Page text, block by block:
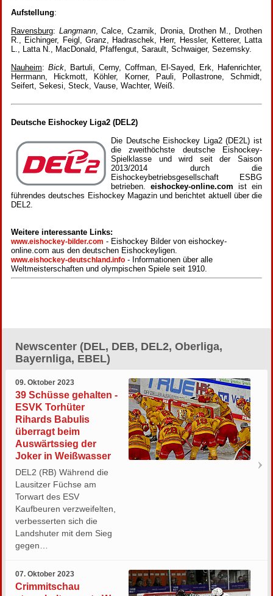
Aufstellung:
Ravensburg: Langmann, Calce, Czarnik, Dronia, Drothen M., Drothen
R., Eichinger, Feigl, Granz, Hadraschek, Herr, Hessler, Ketterer, Latta
L., Latta N., MacDonald, Pfaffengut, Sarault, Schwaiger, Sezemsky.
Nauheim: Bick, Bartuli, Cerny, Coffman, El-Sayed, Erk, Hafenrichter,
Herrmann, Hickmott, Köhler, Korner, Pauli, Pollastrone, Schmidt,
Seifert, Sekesi, Steck, Vause, Wachter, Weiß.
Deutsche Eishockey Liga2 (DEL2)
Die Deutsche Eishockey Liga2 (DE2L) ist
die zweithöchste deutsche Eishockey-
Spielklasse und wird seit der Saison
2013/2014 durch die
Eishockeybetriebsgesellschaft ESBG
betrieben. eishockey-online.com ist ein
führendes deutsches Eishockey Magazin und berichtet aktuell über die
DEL2.
Weitere interessante Links:
www.eishockey-bilder.com - Eishockey Bilder von eishockey-
online.com aus den deutschen Eishockeyligen.
www.eishockey-deutschland.info - Informationen über alle
Weltmeisterschaften und olympischen Spiele seit 1910.
Newscenter (DEL, DEB, DEL2, Oberliga,
Bayernliga, EBEL)
09. Oktober 2023
39 Schüsse gehalten -
ESVK Torhüter
Rihards Babulis
überragt beim
Auswärtssieg der
Joker in Weißwasser
DEL2 (RB) Während die
Lausitzer Füchse am
Torwart des ESV
Kaufbeuren verzweifelten,
verbesserten sich die
Landshuter mit dem Sieg
gegen…
07. Oktober 2023
Crimmitschau